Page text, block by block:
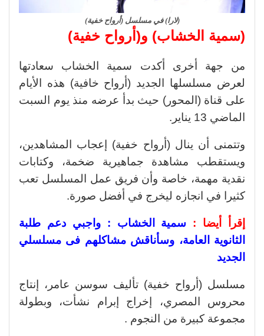
(لارا) في مسلسل (أرواح خفية)
(سمية الخشاب) و(أرواح خفية)
من جهة أخرى أكدت سمية الخشاب سعادتها
لعرض مسلسلها الجديد (أرواح خافية) هذه الأيام
على قناة (المحور) حيث بدأ عرضه منذ يوم السبت
الماضي 13 يناير.
وتتمنى أن ينال (أرواح خفية) إعجاب المشاهدين،
ويستقطب مشاهدة جماهيرية ضخمة، وكتابات
نقدية مهمة، خاصة وأن فريق عمل المسلسل تعب
كثيرا في انجازه ليخرج في أفضل صورة.
إقرأ أيضا : سمية الخشاب : واجبي دعم طلبة
الثانوية العامة، وسأناقش مشاكلهم فى مسلسلي
الجديد
مسلسل (أرواح خفية) تأليف سوسن عامر، إنتاج
محروس المصري، إخراج إبرام نشأت، وبطولة
مجموعة كبيرة من النجوم .